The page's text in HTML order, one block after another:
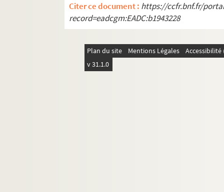
Citer ce document : https://ccfr.bnf.fr/
record=eadcgm:EADC:b1943228
Plan du site Mentions Légales
v 31.1.0